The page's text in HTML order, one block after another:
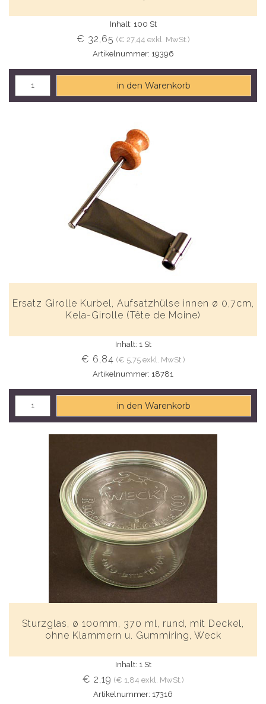
Inhalt: 100 St
€ 32,65 (€ 27,44 exkl. MwSt.)
Artikelnummer: 19396
in den Warenkorb
Ersatz Girolle Kurbel, Aufsatzhülse innen ø 0,7cm,
Kela-Girolle (Tête de Moine)
Inhalt: 1 St
€ 6,84 (€ 5,75 exkl. MwSt.)
Artikelnummer: 18781
in den Warenkorb
Sturzglas, ø 100mm, 370 ml, rund, mit Deckel,
ohne Klammern u. Gummiring, Weck
Inhalt: 1 St
€ 2,19 (€ 1,84 exkl. MwSt.)
Artikelnummer: 17316